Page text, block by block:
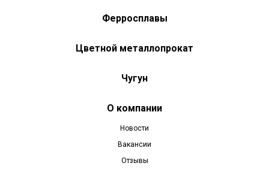
Ферросплавы
Цветной металлопрокат
Чугун
О компании
Новости
Вакансии
Отзывы